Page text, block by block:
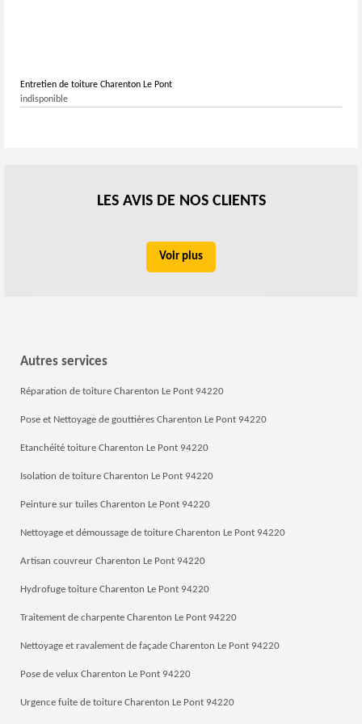
Entretien de toiture Charenton Le Pont
indisponible
LES AVIS DE NOS CLIENTS
Voir plus
Autres services
Réparation de toiture Charenton Le Pont 94220
Pose et Nettoyage de gouttières Charenton Le Pont 94220
Etanchéité toiture Charenton Le Pont 94220
Isolation de toiture Charenton Le Pont 94220
Peinture sur tuiles Charenton Le Pont 94220
Nettoyage et démoussage de toiture Charenton Le Pont 94220
Artisan couvreur Charenton Le Pont 94220
Hydrofuge toiture Charenton Le Pont 94220
Traitement de charpente Charenton Le Pont 94220
Nettoyage et ravalement de façade Charenton Le Pont 94220
Pose de velux Charenton Le Pont 94220
Urgence fuite de toiture Charenton Le Pont 94220